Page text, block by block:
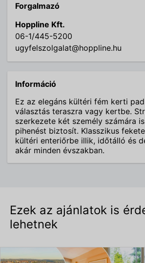
Forgalmazó
Hoppline Kft.
06-1/445-5200
ugyfelszolgalat@hoppline.hu
Információ
Ez az elegáns kültéri fém kerti
választás teraszra vagy kertbe.
szerkezete két személy számára
pihenést biztosít. Klasszikus
kültéri enteriőrbe illik, időtálló és
akár minden évszakban.
Ezek az ajánlatok is
lehetnek